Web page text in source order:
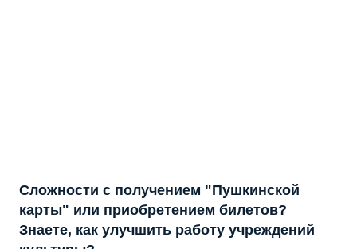
Сложности с получением "Пушкинской
карты" или приобретением билетов?
Знаете, как улучшить работу учреждений